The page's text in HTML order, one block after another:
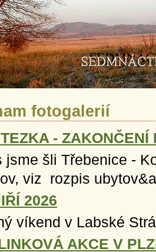
fotogalerií
- ZAKONČENÍ
jsme šli Třebenice -
viz rozpis
2026
víkend v Labské
AKCE V